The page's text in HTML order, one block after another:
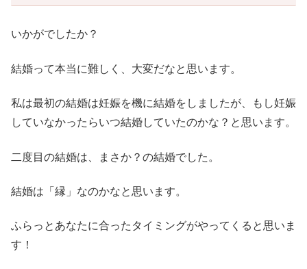
いかがでしたか？
結婚って本当に難しく、大変だなと思います。
私は最初の結婚は妊娠を機に結婚をしましたが、もし妊娠
していなかったらいつ結婚していたのかな？と思います。
二度目の結婚は、まさか？の結婚でした。
結婚は「縁」なのかなと思います。
ふらっとあなたに合ったタイミングがやってくると思いま
す！